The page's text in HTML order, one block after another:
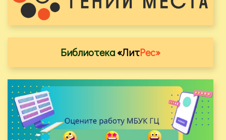
Библиотека«ЛитРес»